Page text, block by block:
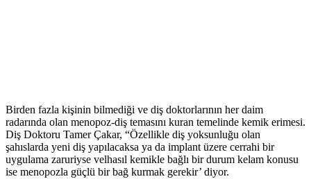
Birden fazla kişinin bilmediği ve diş doktorlarının her daim
radarında olan menopoz-diş temasını kuran temelinde kemik erimesi.
Diş Doktoru Tamer Çakar, “Özellikle diş yoksunluğu olan
şahıslarda yeni diş yapılacaksa ya da implant üzere cerrahi bir
uygulama zaruriyse velhasıl kemikle bağlı bir durum kelam konusu
ise menopozla güçlü bir bağ kurmak gerekir’ diyor.